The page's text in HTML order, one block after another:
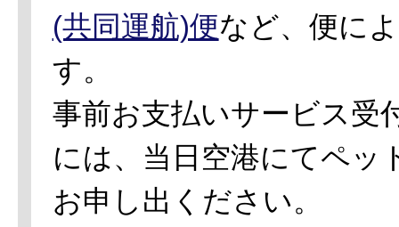
(共同運航)便など、便に
す。
事前お支払いサービス受
には、当日空港にてペッ
お申し出ください。